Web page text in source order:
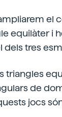
el
equilàter i
dels tres
triangles
de
jocs